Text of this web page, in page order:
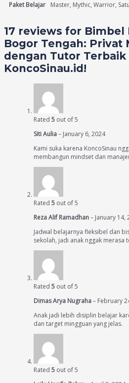
Paket Belajar Master, Mythic, Warrior,
17 reviews for Bimbel
Bogor Tengah: Privat
dengan Tutor Terbaik
KoncoSinau.id!
Rated 5 out of 5
Siti Aulia– January 6, 2024
Kami suka karena KoncoSinau
membangun mindset dan
Rated 5 out of 5
Reza Alif Ramadhan– January 14,
Jadwal belajarnya fleksibel dan
sekolah, jadi anak nggak merasa
Rated 5 out of 5
Dimas Arya Nugraha– February
Anak jadi lebih disiplin belajar
dan target mingguan yang jelas.
Rated 5 out of 5